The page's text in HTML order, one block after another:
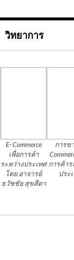
วิทยาการ
E- Commerce
เพื่อการค้า
ระหว่างประเทศ
โดย อาจารย์
ธวัชชัย สุขสีดา
การข
การค้าร
ประ